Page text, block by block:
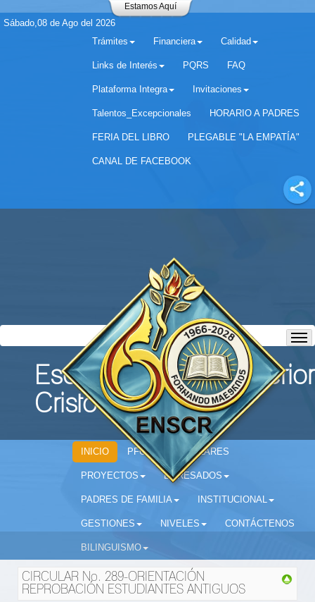
Estamos Aquí
Sábado,08 de Ago del 2026
Trámites
Financiera Calidad
Links de Interés PQRS FAQ
Plataforma Integra Invitaciones
Talentos_Excepcionales HORARIO A PADRES
FERIA DEL LIBRO PLEGABLE "LA EMPATÍA"
CANAL DE FACEBOOK
Escuela Normal Superior
Cristo Rey
INICIO PFC CIRCULARES
PROYECTOS EGRESADOS
PADRES DE FAMILIA INSTITUCIONAL
GESTIONES NIVELES CONTÁCTENOS
BILINGUISMO
CIRCULAR No. 289-ORIENTACIÓN
REPROBACIÓN ESTUDIANTES ANTIGUOS